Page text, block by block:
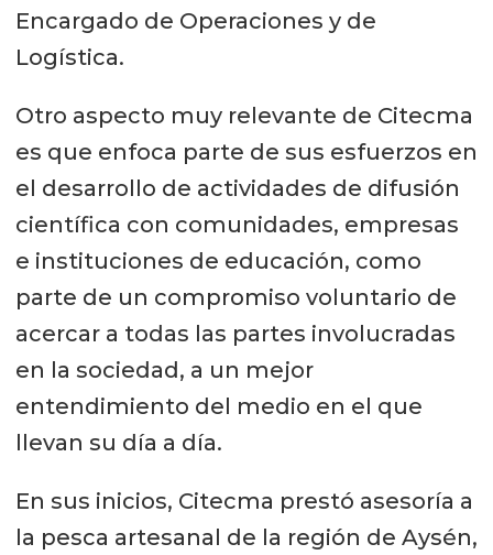
Encargado de Operaciones y de
Logística.
Otro aspecto muy relevante de Citecma
es que enfoca parte de sus esfuerzos en
el desarrollo de actividades de difusión
científica con comunidades, empresas
e instituciones de educación, como
parte de un compromiso voluntario de
acercar a todas las partes involucradas
en la sociedad, a un mejor
entendimiento del medio en el que
llevan su día a día.
En sus inicios, Citecma prestó asesoría a
la pesca artesanal de la región de Aysén,